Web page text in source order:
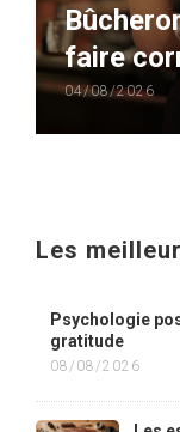
faire
04/08/2026
Les
Psychologie
gratitude
08/08/2026